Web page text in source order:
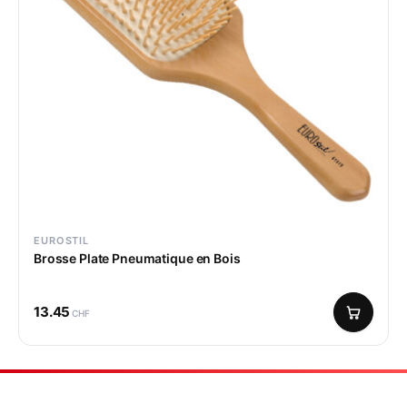
EUROSTIL
Brosse Plate Pneumatique en Bois
13.45 CHF